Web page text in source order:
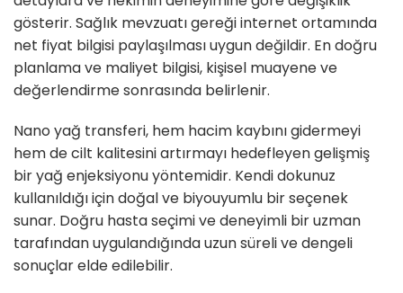
gösterir. Sağlık mevzuatı gereği internet ortamında
net fiyat bilgisi paylaşılması uygun değildir. En doğru
planlama ve maliyet bilgisi, kişisel muayene ve
değerlendirme sonrasında belirlenir.
Nano yağ transferi, hem hacim kaybını gidermeyi
hem de cilt kalitesini artırmayı hedefleyen gelişmiş
bir yağ enjeksiyonu yöntemidir. Kendi dokunuz
kullanıldığı için doğal ve biyouyumlu bir seçenek
sunar. Doğru hasta seçimi ve deneyimli bir uzman
tarafından uygulandığında uzun süreli ve dengeli
sonuçlar elde edilebilir.